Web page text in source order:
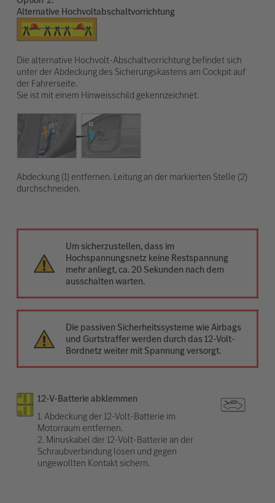
Alternative Hochvoltabschaltvorrichtung
Die alternative Hochvolt-Abschaltvorrichtung befindet sich
unter der Abdeckung des Sicherungskastens am Cockpit auf
der Fahrerseite.
Sie ist mit einem Hinweisschild gekennzeichnet.
Abdeckung (1) entfernen. Leitung an der markierten Stelle (2)
durchschneiden.
Um sicherzustellen, dass im
Hochspannungsnetz keine Restspannung
mehr anliegt, ca. 20 Sekunden nach dem
ausschalten warten.
Die passiven Sicherheitssysteme wie Airbags
und Gurtstraffer werden durch das 12-Volt-
Bordnetz weiter mit Spannung versorgt.
12-V-Batterie abklemmen
1. Abdeckung der 12-Volt-Batterie im
Motorraum entfernen.
2. Minuskabel der 12-Volt-Batterie an der
Schraubverbindung lösen und gegen
ungewollten Kontakt sichern.